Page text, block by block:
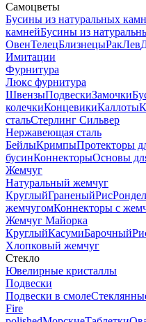
Самоцветы
Бусины из натуральных
камнейБусины из
ОвенТелецБлизнецыРакЛев
Имитации
Фурнитура
Люкс фурнитура
ШвензыПодвескиЗамочки
колечкиКонцевикиКаллоты
стальСтерлинг Сильвер
Нержавеющая сталь
БейлыКримпыПротекторы
бусинКоннекторыОсновы
Жемчуг
Натуральный жемчуг
КруглыйГраненыйРис
жемчугомКоннекторы с
Жемчуг Майорка
КруглыйКасумиБарочный
Хлопковый жемчуг
Стекло
Ювелирные кристаллы
Подвески
Подвески в смоле
Fire